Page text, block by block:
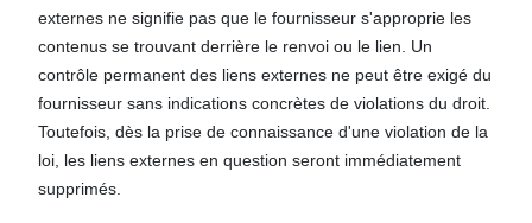
externes ne signifie pas que le fournisseur s'approprie les
contenus se trouvant derrière le renvoi ou le lien. Un
contrôle permanent des liens externes ne peut être exigé du
fournisseur sans indications concrètes de violations du droit.
Toutefois, dès la prise de connaissance d'une violation de la
loi, les liens externes en question seront immédiatement
supprimés.